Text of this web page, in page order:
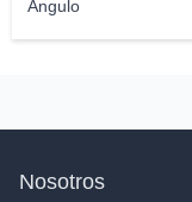
Angulo
Nosotros